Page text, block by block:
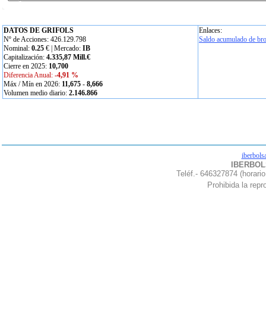
DATOS DE GRIFOLS
Nº de Acciones: 426.129.798
Nominal: 0.25 € | Mercado: IB
Capitalización: 4.335,87 Mill.€
Cierre en 2025: 10,700
Diferencia Anual: -4,91 %
Máx / Mín en 2026: 11,675 - 8,666
Volumen medio diario: 2.146.866
Enlaces:
Saldo acumulado de
Teléf.- 646327874
Prohibida la